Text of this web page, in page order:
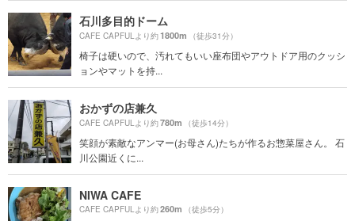
石川多目的ドーム
CAFE CAPFULより約1800m （徒歩31分）
椅子は硬いので、汚れてもいい座布団やアウトドア用のクッシ
ョンやマットを持...
おかずの店兼久
CAFE CAPFULより約780m （徒歩14分）
笑顔が素敵なアンマー(お母さん)たちが作るお惣菜屋さん。 石
川公園近くに...
NIWA CAFE
CAFE CAPFULより約260m （徒歩5分）